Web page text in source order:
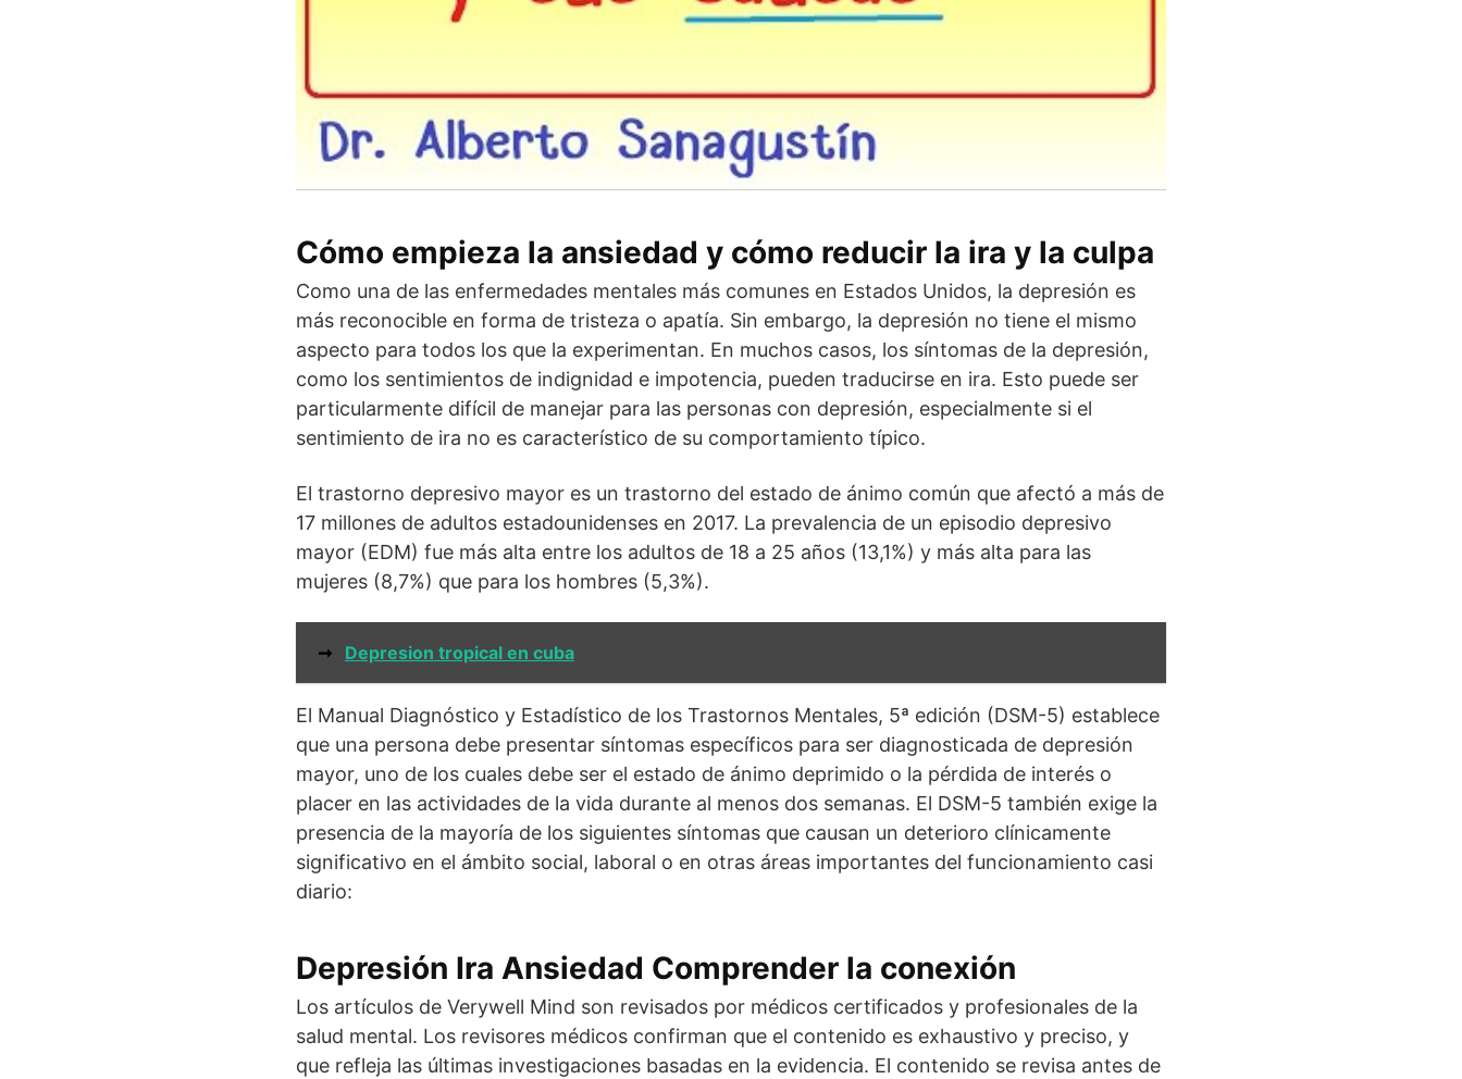
Cómo empieza la ansiedad y cómo reducir la ira y la culpa
Como una de las enfermedades mentales más comunes en Estados Unidos, la depresión es
más reconocible en forma de tristeza o apatía. Sin embargo, la depresión no tiene el mismo
aspecto para todos los que la experimentan. En muchos casos, los síntomas de la depresión,
como los sentimientos de indignidad e impotencia, pueden traducirse en ira. Esto puede ser
particularmente difícil de manejar para las personas con depresión, especialmente si el
sentimiento de ira no es característico de su comportamiento típico.
El trastorno depresivo mayor es un trastorno del estado de ánimo común que afectó a más de
17 millones de adultos estadounidenses en 2017. La prevalencia de un episodio depresivo
mayor (EDM) fue más alta entre los adultos de 18 a 25 años (13,1%) y más alta para las
mujeres (8,7%) que para los hombres (5,3%).
➞ Depresion tropical en cuba
El Manual Diagnóstico y Estadístico de los Trastornos Mentales, 5ª edición (DSM-5) establece
que una persona debe presentar síntomas específicos para ser diagnosticada de depresión
mayor, uno de los cuales debe ser el estado de ánimo deprimido o la pérdida de interés o
placer en las actividades de la vida durante al menos dos semanas. El DSM-5 también exige la
presencia de la mayoría de los siguientes síntomas que causan un deterioro clínicamente
significativo en el ámbito social, laboral o en otras áreas importantes del funcionamiento casi
diario:
Depresión Ira Ansiedad Comprender la conexión
Los artículos de Verywell Mind son revisados por médicos certificados y profesionales de la
salud mental. Los revisores médicos confirman que el contenido es exhaustivo y preciso, y
que refleja las últimas investigaciones basadas en la evidencia. El contenido se revisa antes de